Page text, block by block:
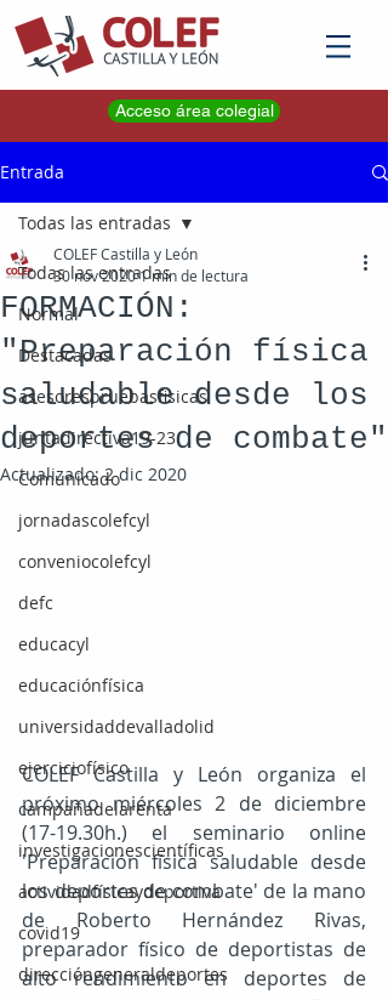
Acceso área colegial
Entrada
Todas las entradas
Normal
Destacadas
asesorespruebasfisicas
juntadirectiva19-23
Comunicado
jornadascolefcyl
conveniocolefcyl
defc
educacyl
educaciónfísica
universidaddevalladolid
ejerciciofísico
campañadelarenta
investigacionescientíficas
actividadfísicaydeportiva
covid19
direccióngeneraldeportes
Todas las entradas
FORMACIÓN:
"Preparación física
saludable desde los
deportes de combate"
COLEF Castilla y León
30 nov 20201 min de lectura
Actualizado:2 dic 2020
COLEF Castilla y León organiza el
próximo miércoles 2 de diciembre
(17-19.30h.) el seminario online
'Preparación física saludable desde
los deportes de combate' de la mano
de Roberto Hernández Rivas,
preparador físico de deportistas de
alto rendimiento en deportes de